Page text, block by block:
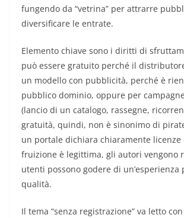
fungendo da “vetrina” per attrarre
diversificare le entrate.
Elemento chiave sono i diritti di
può essere gratuito perché il
un modello con pubblicità, perché è
pubblico dominio, oppure per
(lancio di un catalogo, rassegne,
gratuità, quindi, non è sinonimo di
un portale dichiara chiaramente licenze
fruizione è legittima, gli autori vengono
utenti possono godere di un’esperienza
qualità.
Il tema “senza registrazione” va letto